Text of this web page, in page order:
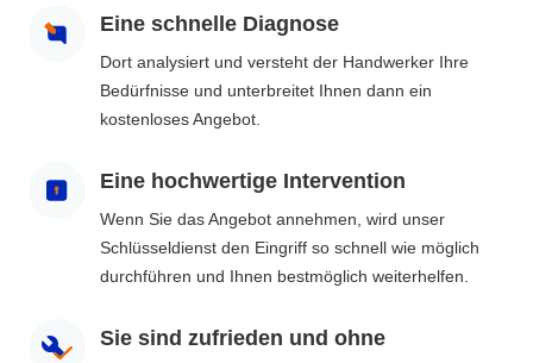
Eine schnelle Diagnose
Dort analysiert und versteht der Handwerker Ihre
Bedürfnisse und unterbreitet Ihnen dann ein
kostenloses Angebot.
Eine hochwertige Intervention
Wenn Sie das Angebot annehmen, wird unser
Schlüsseldienst den Eingriff so schnell wie möglich
durchführen und Ihnen bestmöglich weiterhelfen.
Sie sind zufrieden und ohne